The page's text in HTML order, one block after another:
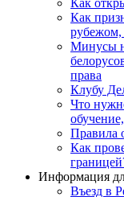
Как
Как
рубежом,
Минусы
права
Клубу
Что
Правила
Как
Информация
Въезд в